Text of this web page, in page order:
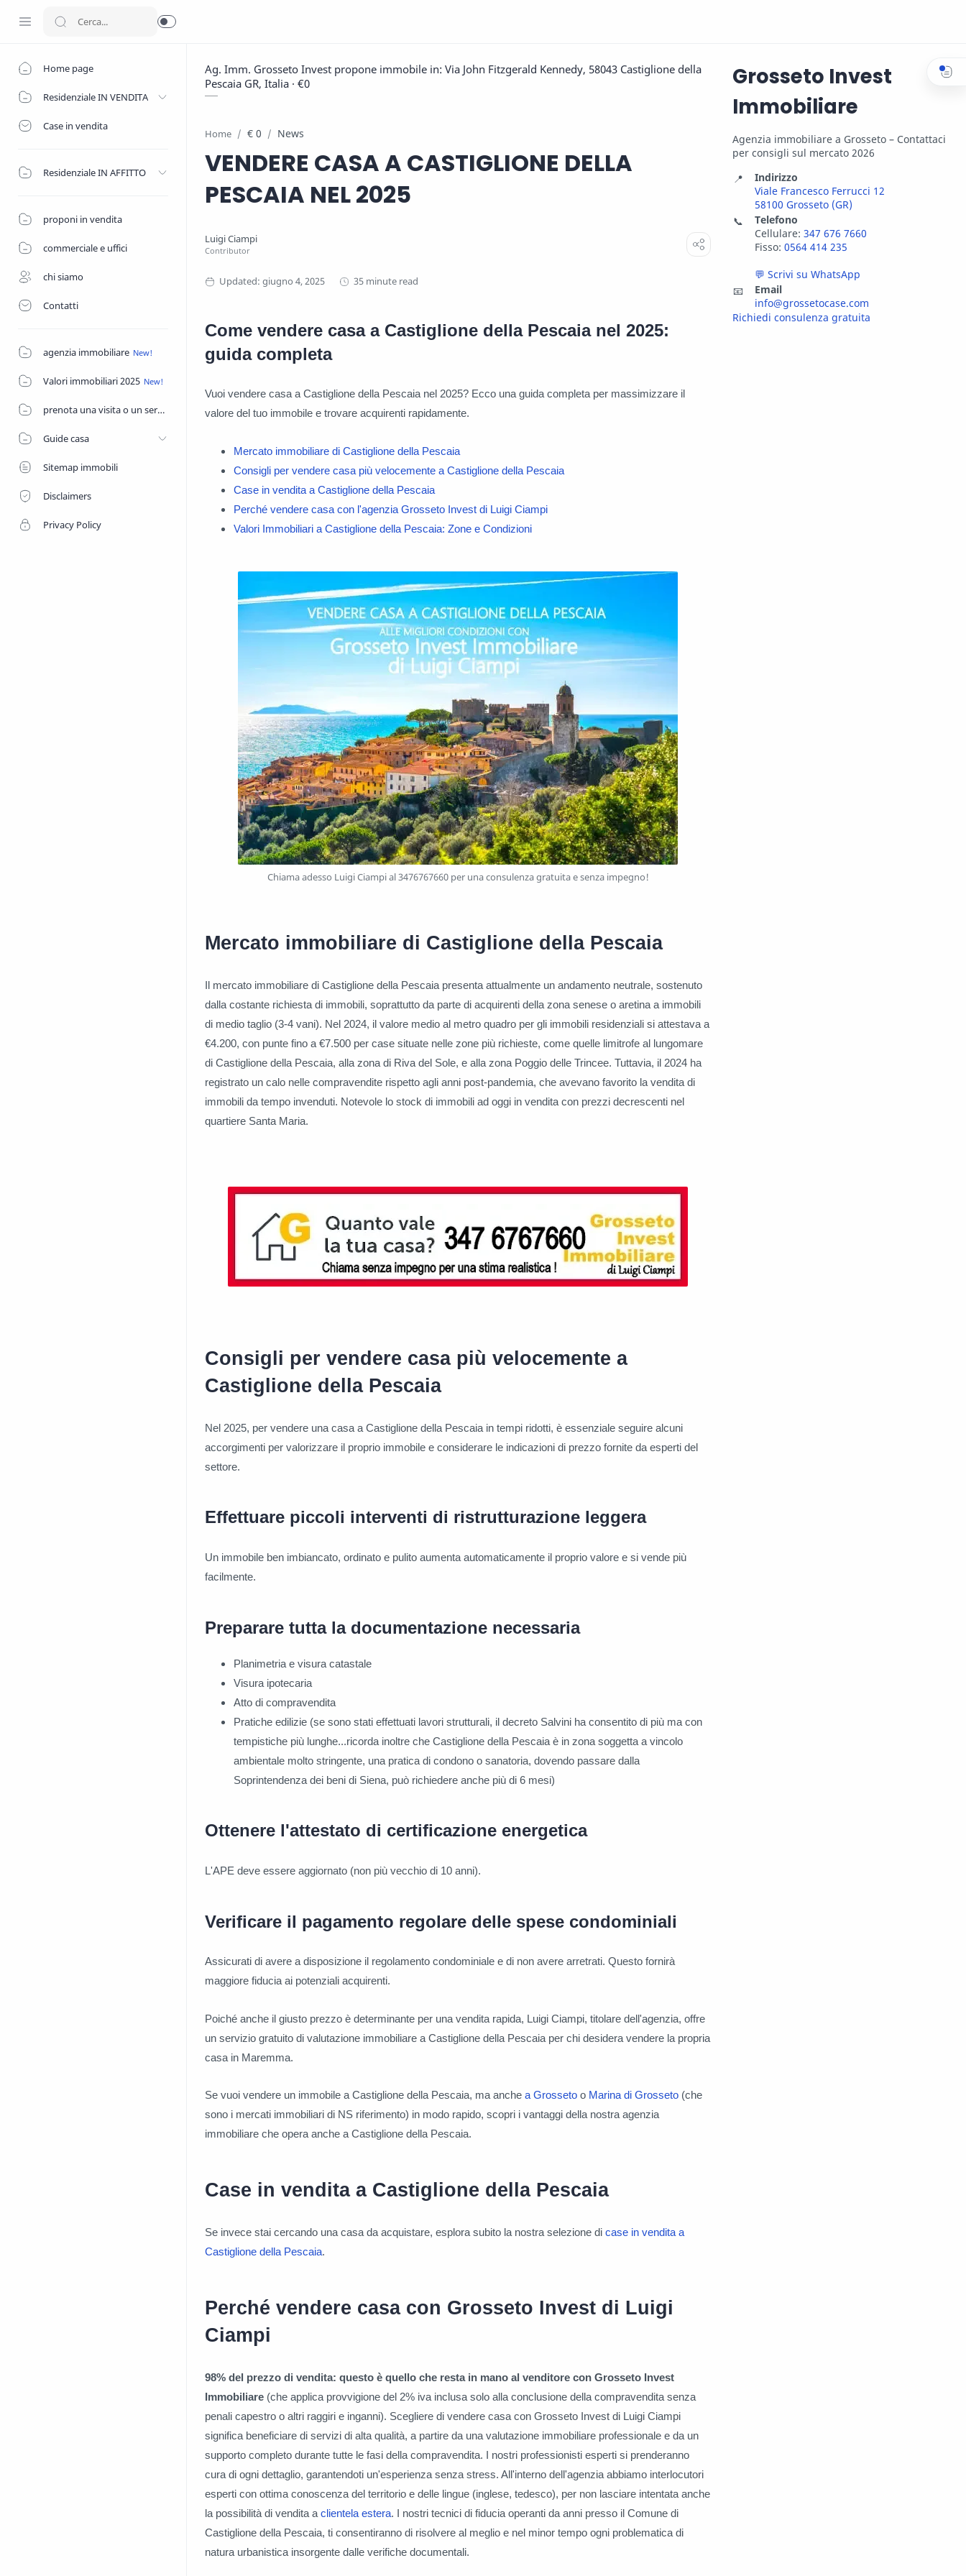
Home page
Residenziale IN VENDITA
Case in vendita
Residenziale IN AFFITTO
proponi in vendita
commerciale e uffici
chi siamo
Contatti
agenzia immobiliare
Valori immobiliari 2025
prenota una visita o un servizio di agenzia
Guide casa
Sitemap immobili
Disclaimers
Privacy Policy
Ag. Imm. Grosseto Invest propone immobile in: Via John Fitzgerald Kennedy, 58043 Castiglione della
Pescaia GR, Italia · €0
Home € 0 News
VENDERE CASA A CASTIGLIONE DELLA
PESCAIA NEL 2025
35 minute read
Come vendere casa a Castiglione della Pescaia nel 2025:
guida completa
Vuoi vendere casa a Castiglione della Pescaia nel 2025? Ecco una guida completa per massimizzare il
valore del tuo immobile e trovare acquirenti rapidamente.
Mercato immobiliare di Castiglione della Pescaia
Consigli per vendere casa più velocemente a Castiglione della Pescaia
Case in vendita a Castiglione della Pescaia
Perché vendere casa con l'agenzia Grosseto Invest di Luigi Ciampi
Valori Immobiliari a Castiglione della Pescaia: Zone e Condizioni
Chiama adesso Luigi Ciampi al 3476767660 per una consulenza gratuita e senza impegno!
Mercato immobiliare di Castiglione della Pescaia
Il mercato immobiliare di Castiglione della Pescaia presenta attualmente un andamento neutrale, sostenuto
dalla costante richiesta di immobili, soprattutto da parte di acquirenti della zona senese o aretina a immobili
di medio taglio (3-4 vani). Nel 2024, il valore medio al metro quadro per gli immobili residenziali si attestava a
€4.200, con punte fino a €7.500 per case situate nelle zone più richieste, come quelle limitrofe al lungomare
di Castiglione della Pescaia, alla zona di Riva del Sole, e alla zona Poggio delle Trincee. Tuttavia, il 2024 ha
registrato un calo nelle compravendite rispetto agli anni post-pandemia, che avevano favorito la vendita di
immobili da tempo invenduti. Notevole lo stock di immobili ad oggi in vendita con prezzi decrescenti nel
quartiere Santa Maria.
Consigli per vendere casa più velocemente a
Castiglione della Pescaia
Nel 2025, per vendere una casa a Castiglione della Pescaia in tempi ridotti, è essenziale seguire alcuni
accorgimenti per valorizzare il proprio immobile e considerare le indicazioni di prezzo fornite da esperti del
settore.
Effettuare piccoli interventi di ristrutturazione leggera
Un immobile ben imbiancato, ordinato e pulito aumenta automaticamente il proprio valore e si vende più
facilmente.
Preparare tutta la documentazione necessaria
Planimetria e visura catastale
Visura ipotecaria
Atto di compravendita
Pratiche edilizie (se sono stati effettuati lavori strutturali, il decreto Salvini ha consentito di più ma con
tempistiche più lunghe...ricorda inoltre che Castiglione della Pescaia è in zona soggetta a vincolo
ambientale molto stringente, una pratica di condono o sanatoria, dovendo passare dalla
Soprintendenza dei beni di Siena, può richiedere anche più di 6 mesi)
Ottenere l'attestato di certificazione energetica
L'APE deve essere aggiornato (non più vecchio di 10 anni).
Verificare il pagamento regolare delle spese condominiali
Assicurati di avere a disposizione il regolamento condominiale e di non avere arretrati. Questo fornirà
maggiore fiducia ai potenziali acquirenti.
Poiché anche il giusto prezzo è determinante per una vendita rapida, Luigi Ciampi, titolare dell'agenzia, offre
un servizio gratuito di valutazione immobiliare a Castiglione della Pescaia per chi desidera vendere la propria
casa in Maremma.
Se vuoi vendere un immobile a Castiglione della Pescaia, ma anche a Grosseto o Marina di Grosseto (che
sono i mercati immobiliari di NS riferimento) in modo rapido, scopri i vantaggi della nostra agenzia
immobiliare che opera anche a Castiglione della Pescaia.
Case in vendita a Castiglione della Pescaia
Se invece stai cercando una casa da acquistare, esplora subito la nostra selezione di case in vendita a
Castiglione della Pescaia.
Perché vendere casa con Grosseto Invest di Luigi
Ciampi
98% del prezzo di vendita: questo è quello che resta in mano al venditore con Grosseto Invest
Immobiliare (che applica provvigione del 2% iva inclusa solo alla conclusione della compravendita senza
penali capestro o altri raggiri e inganni). Scegliere di vendere casa con Grosseto Invest di Luigi Ciampi
significa beneficiare di servizi di alta qualità, a partire da una valutazione immobiliare professionale e da un
supporto completo durante tutte le fasi della compravendita. I nostri professionisti esperti si prenderanno
cura di ogni dettaglio, garantendoti un'esperienza senza stress. All'interno dell'agenzia abbiamo interlocutori
esperti con ottima conoscenza del territorio e delle lingue (inglese, tedesco), per non lasciare intentata anche
la possibilità di vendita a clientela estera. I nostri tecnici di fiducia operanti da anni presso il Comune di
Castiglione della Pescaia, ti consentiranno di risolvere al meglio e nel minor tempo ogni problematica di
natura urbanistica insorgente dalle verifiche documentali.
Grosseto Invest
Immobiliare
Agenzia immobiliare a Grosseto – Contattaci
per consigli sul mercato 2026
📍
Indirizzo
Viale Francesco Ferrucci 12
58100 Grosseto (GR)
📞
Telefono
Cellulare: 347 676 7660
Fisso: 0564 414 235
💬 Scrivi su WhatsApp
📧
Email
info@grossetocase.com
Richiedi consulenza gratuita